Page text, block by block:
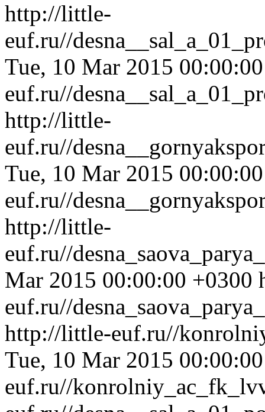
http://little-
euf.ru//
Tue, 10 Mar 2015
euf.ru//
http://little-
euf.ru//
Tue, 10 Mar 2015
euf.ru//
http://little-
euf.ru//
Mar 2015 00:00:00 +0300
euf.ru//
http://little-euf.ru//
Tue, 10 Mar 2015
euf.ru//